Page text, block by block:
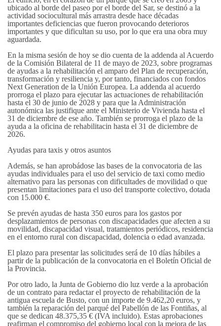
ubicado al borde del paseo por el borde del Sar, se destinó a la
actividad sociocultural más arrastra desde hace décadas
importantes deficiencias que fueron provocando deterioros
importantes y que dificultan su uso, por lo que era una obra muy
aguardada.
En la misma sesión de hoy se dio cuenta de la addenda al Acuerdo
de la Comisión Bilateral de 11 de mayo de 2023, sobre programas
de ayudas a la rehabilitación el amparo del Plan de recuperación,
transformación y resiliencia y, por tanto, financiados con fondos
Next Generation de la Unión Europea. La addenda al acuerdo
prorroga el plazo para ejecutar las actuaciones de rehabilitación
hasta el 30 de junio de 2028 y para que la Administración
autonómica las justifique ante el Ministerio de Vivienda hasta el
31 de diciembre de ese año. También se prorroga el plazo de la
ayuda a la oficina de rehabilitacin hasta el 31 de diciembre de
2026.
Ayudas para taxis y otros asuntos
Además, se han aprobádose las bases de la convocatoria de las
ayudas individuales para el uso del servicio de taxi como medio
alternativo para las personas con dificultades de movilidad o que
presentan limitaciones para el uso del transporte colectivo, dotada
con 15.000 €.
Se prevén ayudas de hasta 350 euros para los gastos por
desplazamientos de personas con discapacidades que afecten a su
movilidad, discapacidad visual, tratamientos periódicos, residencia
en el entorno rural con discapacidad, dolencia o edad avanzada.
El plazo para presentar las solicitudes será de 10 días hábiles a
partir de la publicación de la convocatoria en el Boletín Oficial de
la Provincia.
Por otro lado, la Junta de Gobierno dio luz verde a la aprobación
de un contrato para redactar el proyecto de rehabilitación de la
antigua escuela de Busto, con un importe de 9.462,20 euros, y
también la reparación del parqué del Pabellón de las Fontiñas, al
que se dedican 48.375,35 € (IVA incluido). Estas aprobaciones
reafirman el compromiso del gobierno local con la mejora de las